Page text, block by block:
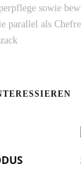
sowie
parallel als